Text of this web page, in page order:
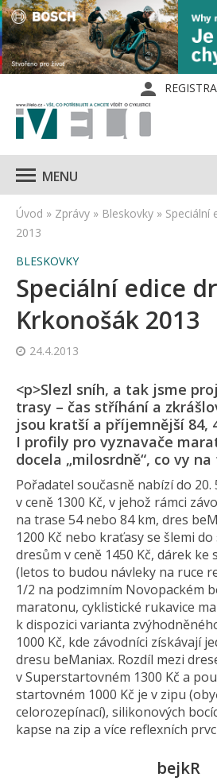
MENU
Úvod » Zprávy » Bleskovky » Speciální
2013
BLESKOVKY
Speciální edice
Krkonošák 2013
24.4.2013
<p>Slezl sníh, a tak jsme
trasy – čas stříhání a
jsou kratší a příjemnější 84,
I profily pro vyznavače
docela „milosrdně“, co vy na
Pořadatel současně nabízí do
v ceně 1300 Kč, v jehož rámci
na trase 54 nebo 84 km, dres
1200 Kč nebo kraťasy se šlemi
dresům v ceně 1450 Kč, dárek ke
(letos to budou návleky na ruce
1/2 na podzimním Novopackém
maratonu, cyklistické rukavice
k dispozici varianta
1000 Kč, kde závodníci získávají
dresu beManiax. Rozdíl mezi
v Superstartovném 1300 Kč a
startovném 1000 Kč je v zipu
celorozepínací), silikonových
kapse na zip a více reflexních
bejkR